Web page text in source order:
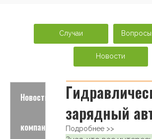
Случаи
Новости
Новости
компаний
зарядный
Подробнее >>